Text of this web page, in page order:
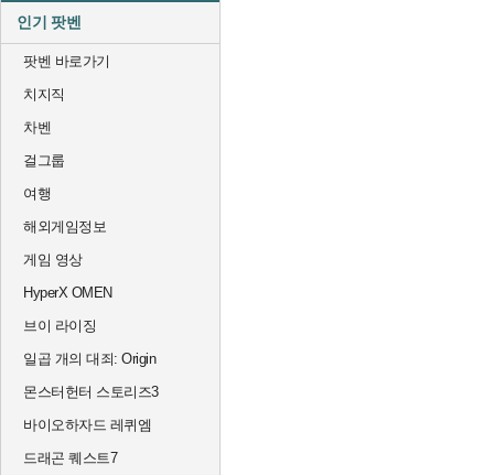
인기 팟벤
팟벤 바로가기
치지직
차벤
걸그룹
여행
해외게임정보
게임 영상
HyperX OMEN
브이 라이징
일곱 개의 대죄: Origin
몬스터헌터 스토리즈3
바이오하자드 레퀴엠
드래곤 퀘스트7